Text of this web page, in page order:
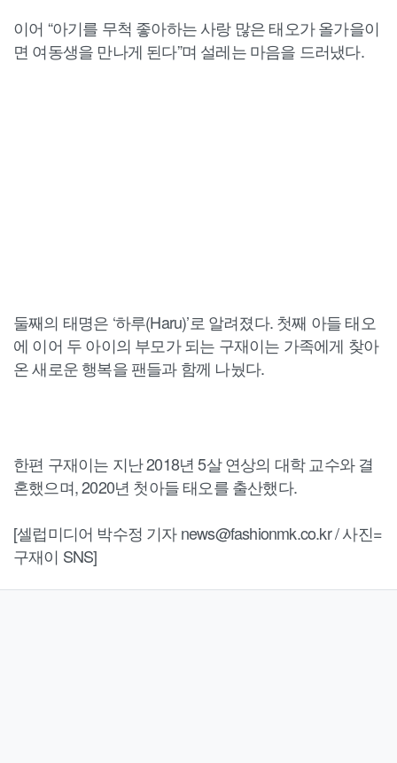
이어 “아기를 무척 좋아하는 사랑 많은 태오가 올가을이
면 여동생을 만나게 된다”며 설레는 마음을 드러냈다.
둘째의 태명은 ‘하루(Haru)’로 알려졌다. 첫째 아들 태오
에 이어 두 아이의 부모가 되는 구재이는 가족에게 찾아
온 새로운 행복을 팬들과 함께 나눴다.
한편 구재이는 지난 2018년 5살 연상의 대학 교수와 결
혼했으며, 2020년 첫아들 태오를 출산했다.
[셀럽미디어 박수정 기자 news@fashionmk.co.kr / 사진=
구재이 SNS]